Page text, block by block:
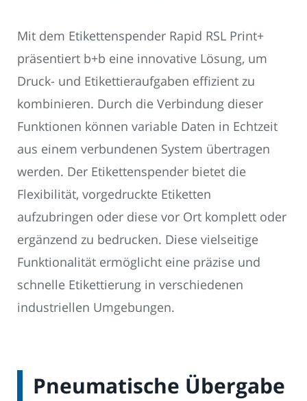
Mit dem Etikettenspender Rapid RSL Print+
präsentiert b+b eine innovative Lösung, um
Druck- und Etikettieraufgaben effizient zu
kombinieren. Durch die Verbindung dieser
Funktionen können variable Daten in Echtzeit
aus einem verbundenen System übertragen
werden. Der Etikettenspender bietet die
Flexibilität, vorgedruckte Etiketten
aufzubringen oder diese vor Ort komplett oder
ergänzend zu bedrucken. Diese vielseitige
Funktionalität ermöglicht eine präzise und
schnelle Etikettierung in verschiedenen
industriellen Umgebungen.
Pneumatische Übergabe